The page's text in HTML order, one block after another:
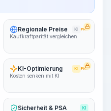
Regionale Preise KI PRO
Kaufkraftparität vergleichen
KI-Optimierung KI PRO
Kosten senken mit KI
Sicherheit & PSA KI